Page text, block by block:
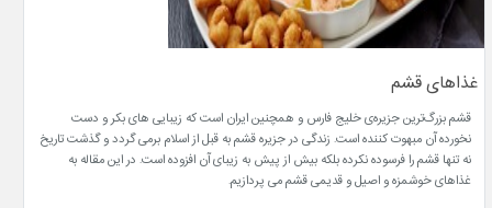
غذاهای قشم
قشم بزرگ‌ترین جزیره‌ی خلیج فارس و همچنین ایران است که زیبایی های بکر و دست
نخورده آن مبهوت کننده است. زندگی در جزیره قشم به قبل از اسلام برمی گردد و گذشت تاریخ
نه تنها قشم را فرسوده نکرده بلکه بیش از پیش به زیبای آن افزوده است. در این مقاله به
غذاهای خوشمزه و اصیل و قدیمی قشم می پردازیم.